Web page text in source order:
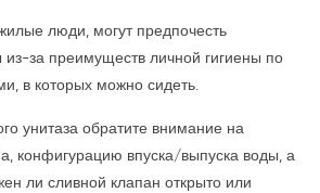
люди, могут предпочесть
из-за преимуществ личной гигиены по
в которых можно сидеть.
унитаза обратите внимание на
конфигурацию впуска/выпуска воды, а
ли сливной клапан открыто или